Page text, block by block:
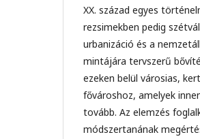
XX. század egyes
rezsimekben pedig
urbanizáció és a
mintájára tervszerű
ezeken belül városias,
fővároshoz, amelyek
tovább. Az elemzés
módszertanának